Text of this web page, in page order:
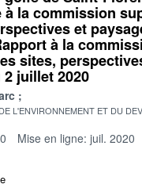
à la commission
et
à la
sites,
juillet 2020
L'ENVIRONNEMENT ET DU
Mise en ligne: juil. 2020